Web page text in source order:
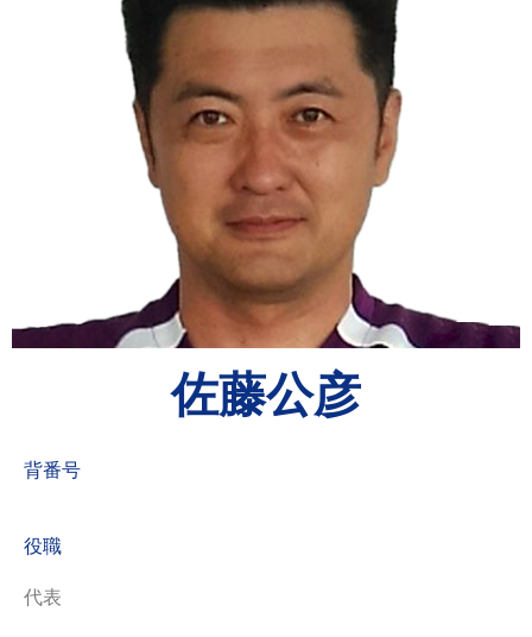
佐藤公彦
背番号
役職
代表